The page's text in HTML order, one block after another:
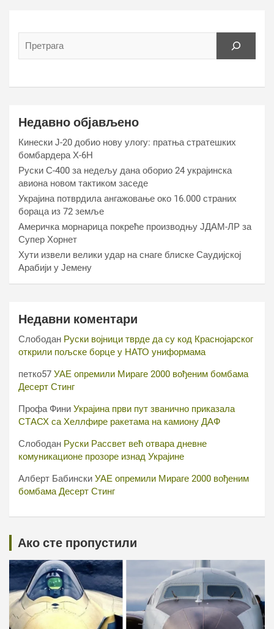
Недавно објављено
Кинески Ј-20 добио нову улогу: пратња стратешких
бомбардера Х-6Н
Руски С-400 за недељу дана оборио 24 украјинска
авиона новом тактиком заседе
Украјина потврдила ангажовање око 16.000 страних
бораца из 72 земље
Америчка морнарица покреће производњу ЈДАМ-ЛР за
Супер Хорнет
Хути извели велики удар на снаге блиске Саудијској
Арабији у Јемену
Недавни коментари
Слободан Руски војници тврде да су код Краснојарског
открили пољске борце у НАТО униформама
петко57 УАЕ опремили Мираге 2000 вођеним бомбама
Десерт Стинг
Профа Фини Украјина први пут званично приказала
СТАСХ са Хеллфире ракетама на камиону ДАФ
Слободан Руски Рассвет већ отвара дневне
комуникационе прозоре изнад Украјине
Алберт Бабински УАЕ опремили Мираге 2000 вођеним
бомбама Десерт Стинг
Ако сте пропустили